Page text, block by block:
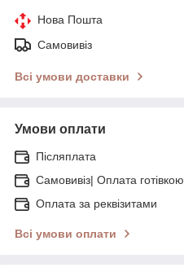
Нова Пошта
Самовивіз
Всі умови доставки
Умови оплати
Післяплата
Самовивіз| Оплата готівкою
Оплата за реквізитами
Всі умови оплати